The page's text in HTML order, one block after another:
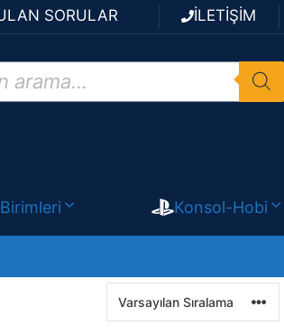
SORULAR İLETİŞİM
Konsol-Hobi